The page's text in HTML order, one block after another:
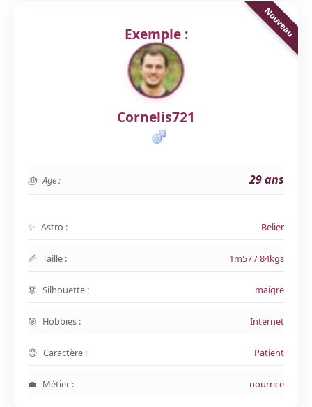
Exemple :
Cornelis721
Age : 29 ans
Astro : Belier
Taille : 1m57 / 84kgs
Silhouette : maigre
Hobbies : Internet
Caractère : Patient
Métier : nourrice